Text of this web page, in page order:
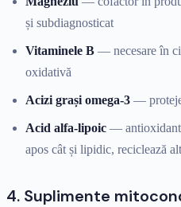
și subdiagnosticat
Vitaminele B — necesare în
oxidativă
Acizi grași omega-3 —
Acid alfa-lipoic — antioxidant
apos cât și lipidic, reciclează
4. Suplimente